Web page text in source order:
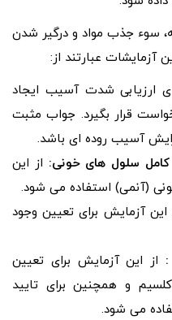
سوء جذب مواد و درگیر شدن
آزمایشات عبارتند از:
ارزیابی شدت آسیب ایجاد
قرار بگیرد. جواب مثبت
آسیب روده‌ ای باشد.
سلول‌ های خونی: از این
(آنمی) استفاده می‌ شود.
این آزمایش برای تعیین وجود
از این آزمایش برای تعیین
کلسیم و همچنین برای تایید
می‌ شود.